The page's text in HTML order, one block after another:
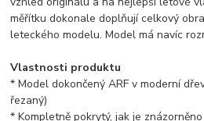
měřítku dokonale doplňují celkový
leteckého modelu. Model má navíc
Vlastnosti produktu
* Model dokončený ARF v moderní
řezaný)
* Kompletně pokrytý, jak je znázorněno